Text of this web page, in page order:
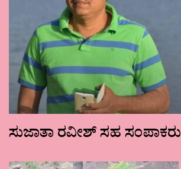
ಸುಜಾತಾ ರವೀಶ್ ಸಹ ಸಂಪಾಕರು